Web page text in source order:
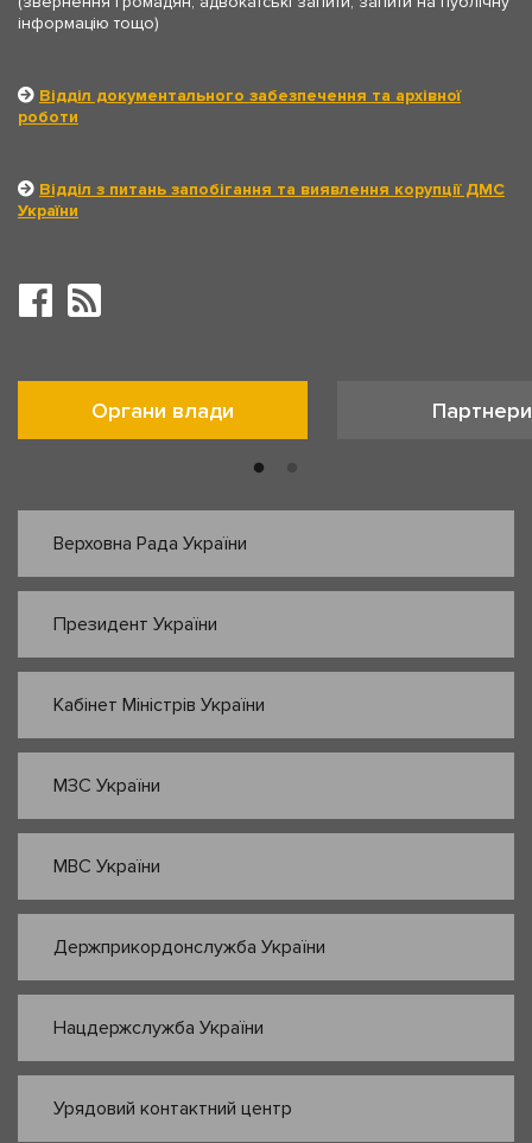
інформацію тощо)
Відділ документального забезпечення та архівної
роботи
Відділ з питань запобігання та виявлення корупції ДМС
України
Органи влади Партнери
Верховна Рада України
Президент України
Кабінет Міністрів України
МЗС України
МВС України
Держприкордонслужба України
Нацдержслужба України
Урядовий контактний центр